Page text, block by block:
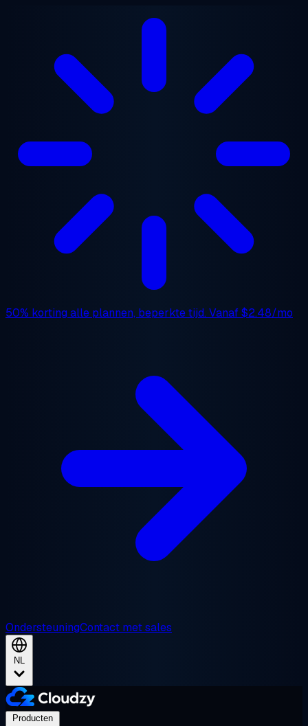
50% korting alle plannen, beperkte tijd. Vanaf$2.48/mo
OndersteuningContact met sales
NL